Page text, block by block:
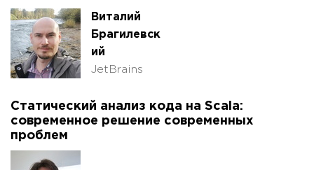
Виталий
Брагилевск
ий
JetBrains
Статический анализ кода на Scala:
современное решение современных
проблем